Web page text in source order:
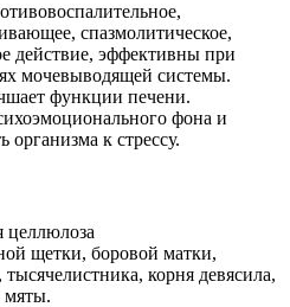
спазмолитическое,
действие, эффективны при
мочевыводящей системы.
функции печени.
фона и
к стрессу.
целлюлоза
щетки, боровой матки,
корня девясила,
мяты.